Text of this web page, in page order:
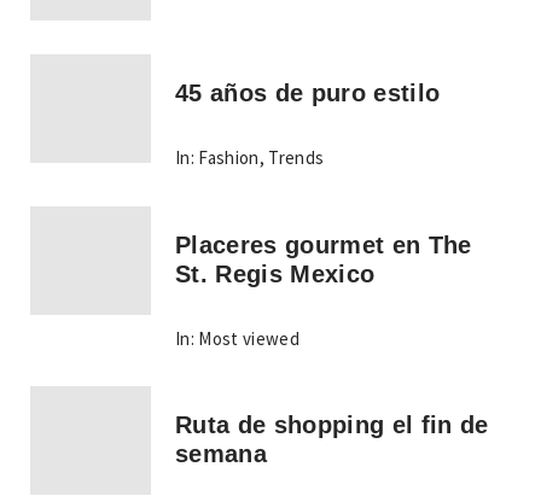
45 años de puro estilo
In: Fashion, Trends
Placeres gourmet en The
St. Regis Mexico
In: Most viewed
Ruta de shopping el fin de
semana